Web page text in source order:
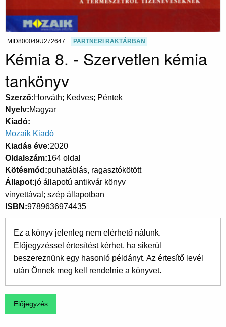
MID800049U272647 PARTNERI RAKTÁRBAN
Kémia 8. - Szervetlen kémia
tankönyv
Szerző Horváth; Kedves; Péntek
Nyelv Magyar
Kiadó
Mozaik Kiadó
Kiadás éve 2020
Oldalszám 164 oldal
Kötésmód puhatáblás, ragasztókötött
Állapot jó állapotú antikvár könyv
vinyettával; szép állapotban
ISBN 9789636974435
Ez a könyv jelenleg nem elérhető nálunk.
Előjegyzéssel értesítést kérhet, ha sikerül
beszereznünk egy hasonló példányt. Az értesítő levél
után Önnek meg kell rendelnie a könyvet.